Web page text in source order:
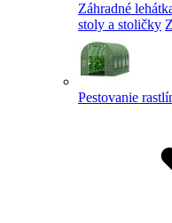
Záhradné
stoly a stoličky
Pestovanie